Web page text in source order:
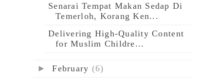
Senarai Tempat Makan Sedap Di
Temerloh, Korang Ken...
Delivering High-Quality Content
for Muslim Childre...
►February (6)